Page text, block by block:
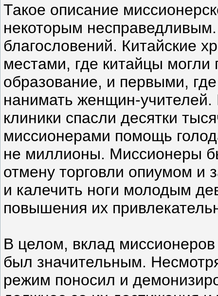
Такое описание
некоторым
благословений. Китайские
местами, где китайцы могли
образование, и первыми,
нанимать женщин-
клиники спасли десятки
миссионерами помощь
не миллионы. Миссионеры
отмену торговли опиумом и
и калечить ноги молодым
повышения их
В целом, вклад
был значительным.
режим поносил и